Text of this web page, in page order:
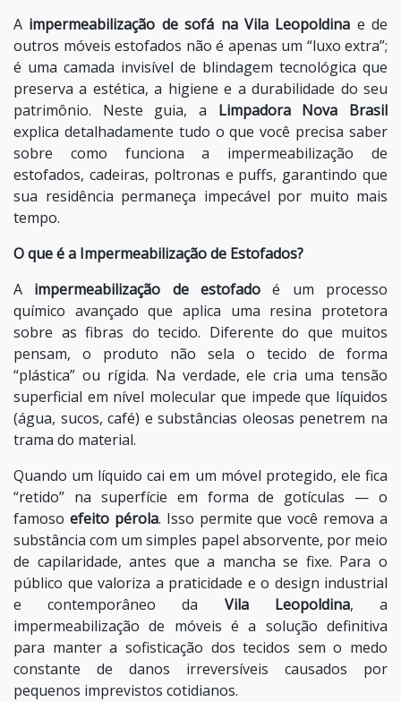
A impermeabilização de sofá na Vila Leopoldina e de
outros móveis estofados não é apenas um “luxo extra”;
é uma camada invisível de blindagem tecnológica que
preserva a estética, a higiene e a durabilidade do seu
patrimônio. Neste guia, a Limpadora Nova Brasil
explica detalhadamente tudo o que você precisa saber
sobre como funciona a impermeabilização de
estofados, cadeiras, poltronas e puffs, garantindo que
sua residência permaneça impecável por muito mais
tempo.
O que é a Impermeabilização de Estofados?
A impermeabilização de estofado é um processo
químico avançado que aplica uma resina protetora
sobre as fibras do tecido. Diferente do que muitos
pensam, o produto não sela o tecido de forma
“plástica” ou rígida. Na verdade, ele cria uma tensão
superficial em nível molecular que impede que líquidos
(água, sucos, café) e substâncias oleosas penetrem na
trama do material.
Quando um líquido cai em um móvel protegido, ele fica
“retido” na superfície em forma de gotículas — o
famoso efeito pérola. Isso permite que você remova a
substância com um simples papel absorvente, por meio
de capilaridade, antes que a mancha se fixe. Para o
público que valoriza a praticidade e o design industrial
e contemporâneo da Vila Leopoldina, a
impermeabilização de móveis é a solução definitiva
para manter a sofisticação dos tecidos sem o medo
constante de danos irreversíveis causados por
pequenos imprevistos cotidianos.